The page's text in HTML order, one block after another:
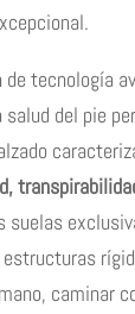
tecnología
salud del pie
suelas
caminar